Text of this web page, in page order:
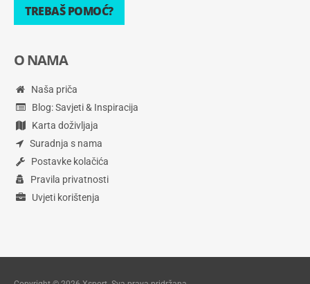
TREBAŠ POMOĆ?
O NAMA
Naša priča
Blog: Savjeti & Inspiracija
Karta doživljaja
Suradnja s nama
Postavke kolačića
Pravila privatnosti
Uvjeti korištenja